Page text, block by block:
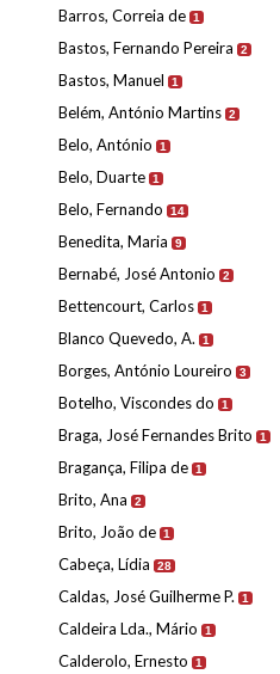
Barros, Correia de 1
Bastos, Fernando Pereira 2
Bastos, Manuel 1
Belém, António Martins 2
Belo, António 1
Belo, Duarte 1
Belo, Fernando 14
Benedita, Maria 9
Bernabé, José Antonio 2
Bettencourt, Carlos 1
Blanco Quevedo, A. 1
Borges, António Loureiro 3
Botelho, Viscondes do 1
Braga, José Fernandes Brito 1
Bragança, Filipa de 1
Brito, Ana 2
Brito, João de 1
Cabeça, Lídia 28
Caldas, José Guilherme P. 1
Caldeira Lda., Mário 1
Calderolo, Ernesto 1